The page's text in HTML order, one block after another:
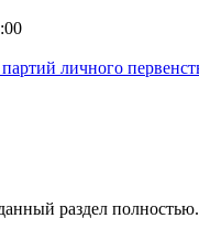
личного
раздел полностью.